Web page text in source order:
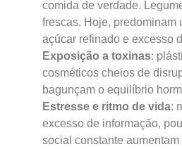
comida de verdade.
frescas. Hoje, predominam
açúcar refinado e excesso
Exposição a toxinas:
cosméticos cheios de
bagunçam o equilíbrio
Estresse e ritmo de vida:
excesso de informação,
social constante